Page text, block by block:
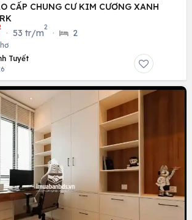
CẤP CHUNG CƯ KIM CƯƠNG XANH
· 53 tr/m
2
· 2
Tuyết